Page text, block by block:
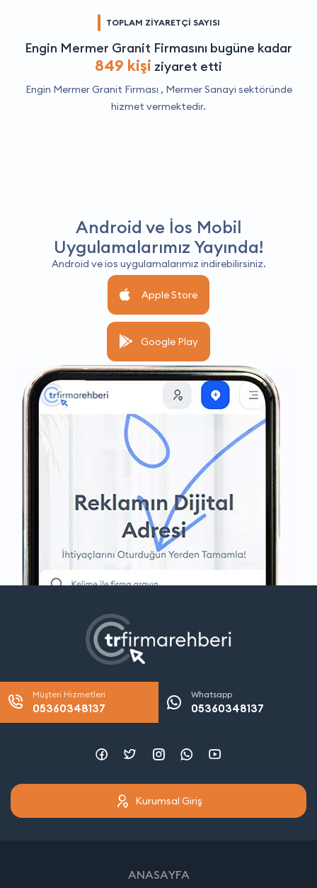
TOPLAM ZİYARETÇİ SAYISI
Engin Mermer Granit Firmasını bugüne kadar
849 kişi ziyaret etti
Engin Mermer Granit Firması , Mermer Sanayi sektöründe
hizmet vermektedir.
Android ve İos Mobil
Uygulamalarımız Yayında!
Android ve ios uygulamalarımız indirebilirsiniz.
Apple Store
Google Play
Müşteri Hizmetleri
05360348137
Whatsapp
05360348137
Kurumsal Giriş
ANASAYFA